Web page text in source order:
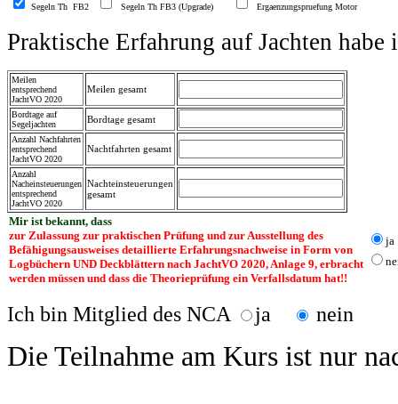
Segeln Th FB2 Segeln Th FB3 (Upgrade) Ergaenzungspruefung Motor
Praktische Erfahrung auf Jachten habe
Meilen
entsprechend
JachtVO 2020
Meilen gesamt
Bordtage auf
Segeljachten
Bordtage gesamt
Anzahl Nachfahrten
entsprechend
JachtVO 2020
Nachtfahrten gesamt
Anzahl
Nacheinsteuerungen
entsprechend
JachtVO 2020
Nachteinsteuerungen
gesamt
Mir ist bekannt, dass
zur Zulassung zur praktischen Prüfung und zur Ausstellung des
Befähigungsausweises detaillierte Erfahrungsnachweise in Form von
Logbüchern UND Deckblättern nach JachtVO 2020, Anlage 9, erbracht
werden müssen und dass die Theorieprüfung ein Verfallsdatum hat!!
ja
Ich bin Mitglied des NCA ja nein
Die Teilnahme am Kurs ist nur